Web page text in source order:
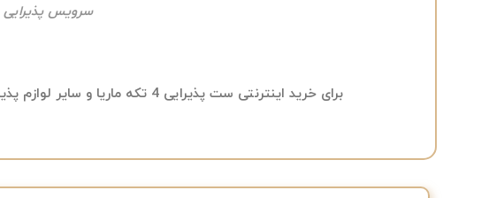
سرویس پذیرایی 4 تکه
برای خرید اینترنتی ست پذیرایی 4 تکه ماریا و سایر لوازم پذیرایی خانه از سایر محصولات گالری مهرنگاری دیدن کنید.